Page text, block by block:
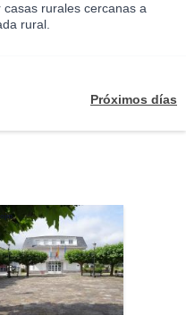
rurales cercanas a
rural.
Próximos días